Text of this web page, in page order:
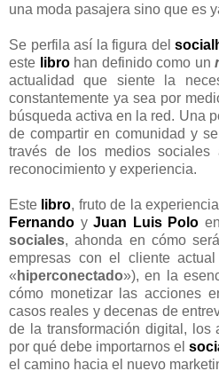
una moda pasajera sino que es
Se perfila así la figura del
este librohan definido como un
actualidad que siente la
constantemente ya sea por
búsqueda activa en la red. Una
de compartir en comunidad y
través de los medios sociales
reconocimiento y experiencia.
Este libro, fruto de la
Fernando yJuan Luis Polo
sociales, ahonda en cómo
empresas con el cliente
« hiperconectado»), en la
cómo monetizar las acciones
casos reales y decenas de
de la transformación digital, los
por qué debe importarnos el
el camino hacia el nuevo